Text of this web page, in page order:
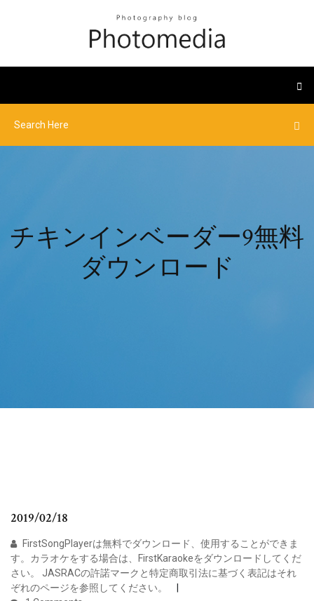
チキンインベーダー9無料
ダウンロード
2019/02/18
FirstSongPlayerは無料でダウンロード、使用することができま
す。カラオケをする場合は、FirstKaraokeをダウンロードしてくだ
さい。 JASRACの許諾マークと特定商取引法に基づく表記はそれ
ぞれのページを参照してください。